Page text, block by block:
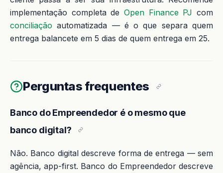
implementação completa de Open Finance PJ com
conciliação automatizada — é o que separa quem
entrega balancete em 5 dias de quem entrega em 25.
Perguntas frequentes
Banco do Empreendedor é o mesmo que
banco digital?
Não. Banco digital descreve forma de entrega — sem
agência, app-first. Banco do Empreendedor descreve